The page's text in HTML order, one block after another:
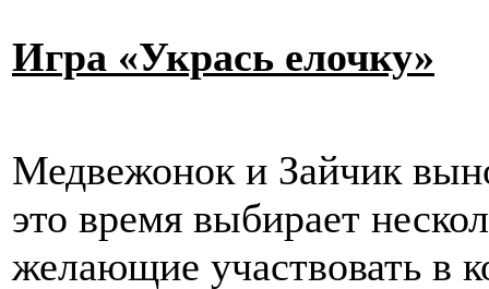
Игра «Укрась елочку»
Медвежонок и Зайчик
это время выбирает
желающие участвовать в